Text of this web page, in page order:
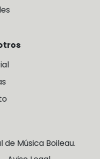
Música Boileau.